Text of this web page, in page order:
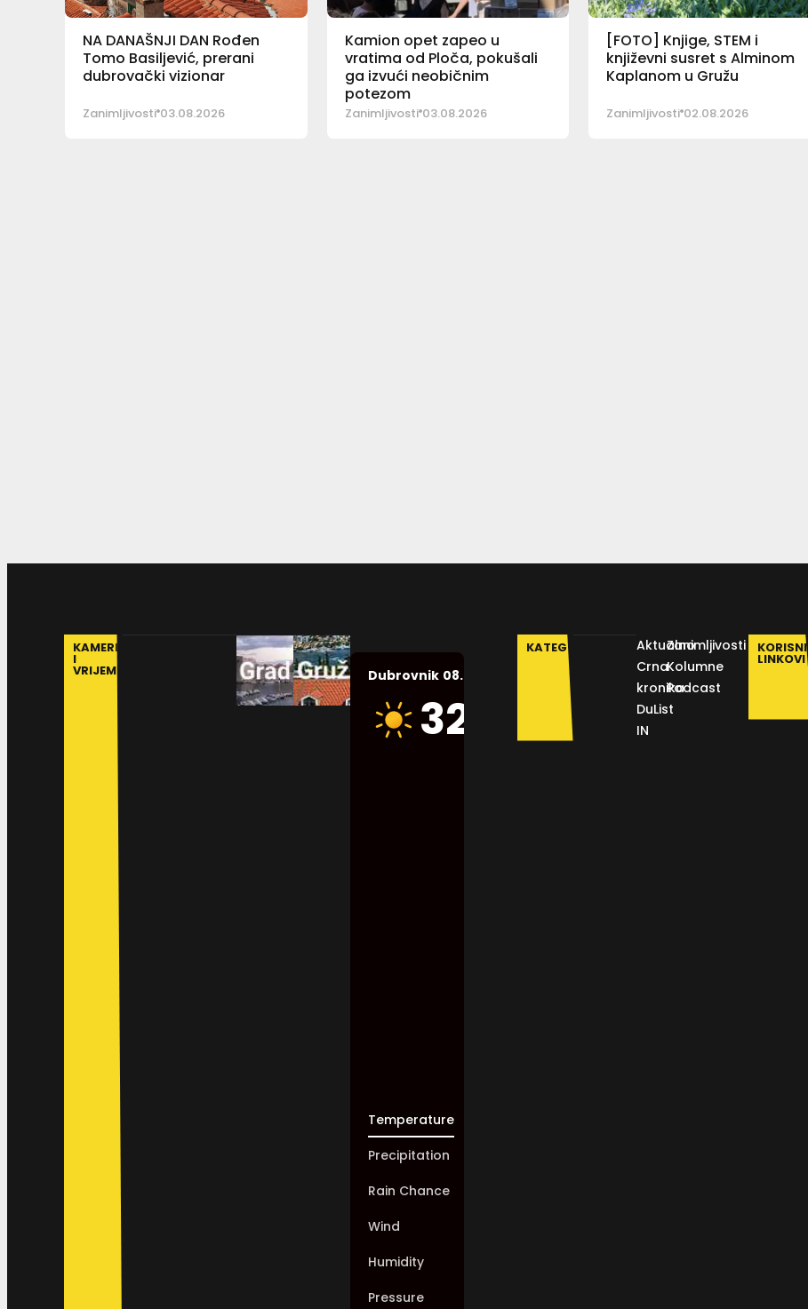
NA DANAŠNJI DAN Rođen
Tomo Basiljević, prerani
dubrovački vizionar
Zanimljivosti 03.08.2026
Kamion opet zapeo u
vratima od Ploča, pokušali
ga izvući neobičnim
potezom
Zanimljivosti 03.08.2026
[FOTO] Knjige, STEM i
književni susret s Alminom
Kaplanom u Gružu
Zanimljivosti 02.08.2026
KAMERE
I
VRIJEME Dubrovnik 08.08.2026.
32
Humidity:
Temperature
Precipitation
Rain Chance
Wind
Humidity
Pressure
KATEGORIJE
Aktualno
Crna
kronika
DuList
IN
Zanimljivosti
Kolumne
Podcast
KORISNI
LINKOVI